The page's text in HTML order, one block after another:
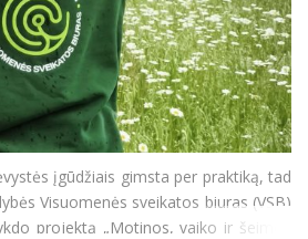
įgūdžiais gimsta per praktiką, tad
Visuomenės sveikatos biuras (VSB)
projektą „Motinos, vaiko ir šeimos